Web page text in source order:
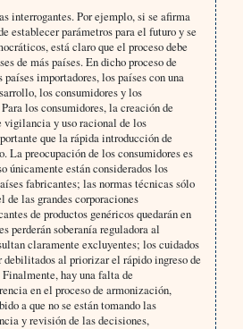
interrogantes. Por ejemplo, si se afirma
establecer parámetros para el futuro y se
está claro que el proceso debe
de más países. En dicho proceso de
importadores, los países con una
los consumidores y los
los consumidores, la creación de
vigilancia y uso racional de los
que la rápida introducción de
La preocupación de los consumidores es
únicamente están considerados los
fabricantes; las normas técnicas sólo
de las grandes corporaciones
de productos genéricos quedarán en
perderán soberanía reguladora al
claramente excluyentes; los cuidados
debilitados al priorizar el rápido ingreso de
hay una falta de
en el proceso de armonización,
a que no se están tomando las
y revisión de las decisiones,